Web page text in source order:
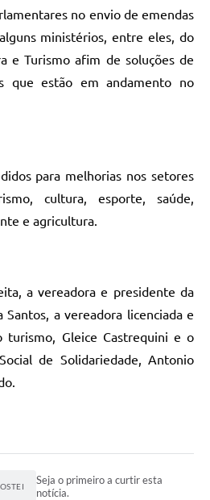
no envio de emendas
ministérios, entre eles, do
e Turismo afim de soluções de
que estão em andamento no
para melhorias nos setores
cultura, esporte, saúde,
e agricultura.
a vereadora e presidente da
Santos, a vereadora licenciada e
turismo, Gleice Castrequini e o
de Solidariedade, Antonio
Seja o primeiro a curtir esta
notícia.